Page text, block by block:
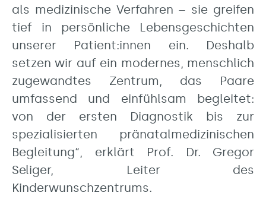
als medizinische Verfahren – sie greifen
tief in persönliche Lebensgeschichten
unserer Patient:innen ein. Deshalb
setzen wir auf ein modernes, menschlich
zugewandtes Zentrum, das Paare
umfassend und einfühlsam begleitet:
von der ersten Diagnostik bis zur
spezialisierten pränatalmedizinischen
Begleitung“, erklärt Prof. Dr. Gregor
Seliger, Leiter des
Kinderwunschzentrums.